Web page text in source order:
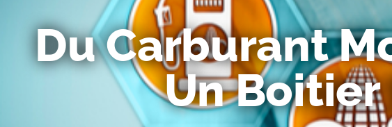
Du Carburant
Un